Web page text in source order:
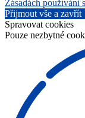
Zásadách používání
Přijmout vše a zavřít
Spravovat cookies
Pouze nezbytné